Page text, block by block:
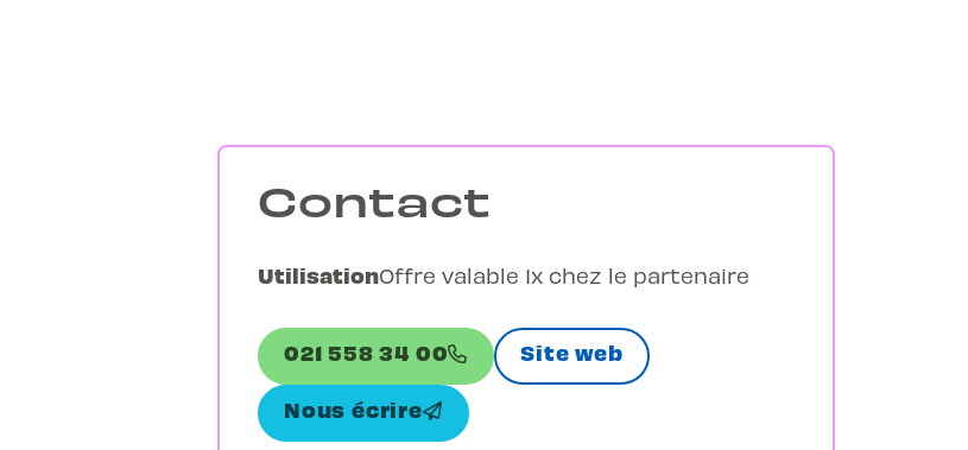
Contact
UtilisationOffre valable 1x chez le partenaire
021 558 34 00 Site web
Nous écrire